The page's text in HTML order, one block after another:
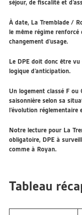
séjour, de fiscalité et
À date, La Tremblade /
le même régime
changement d’usage.
Le DPE doit donc être
logique d’anticipation.
Un logement classé F
saisonnière selon sa
l’évolution réglementaire
Notre lecture pour La
obligatoire, DPE à
comme à Royan.
Tableau